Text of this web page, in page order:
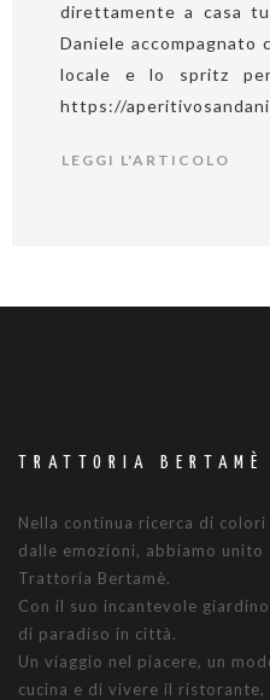
direttamente a casa
Daniele
locale e lo spritz
https://
LEGGI L'ARTICOLO
TRATTORIA BERTAMÈ
Nella continua ricerca di
dalle emozioni, abbiamo
Trattoria Bertamè.
Con il suo incantevole
di paradiso in città.
Un viaggio nel piacere, un
cucina e di vivere il ristorante,